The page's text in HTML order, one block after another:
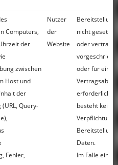
Computers,
der
zwischen
Host und
der
Query-
Fehler,
Nutzer
der
Website
Bereitstellung
nicht
oder
oder für einen
erforderlich.
besteht keine
Verpflichtung
Daten.
Im Falle einer